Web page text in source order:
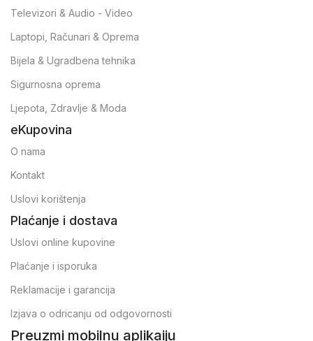
Televizori & Audio - Video
Laptopi, Računari & Oprema
Bijela & Ugradbena tehnika
Sigurnosna oprema
Ljepota, Zdravlje & Moda
eKupovina
O nama
Kontakt
Uslovi korištenja
Plaćanje i dostava
Uslovi online kupovine
Plaćanje i isporuka
Reklamacije i garancija
Izjava o odricanju od odgovornosti
Preuzmi mobilnu aplikaiju